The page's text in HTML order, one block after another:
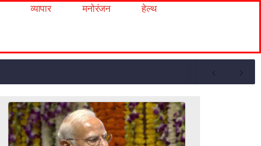
व्यापार मनोरंजन
हेल्थ